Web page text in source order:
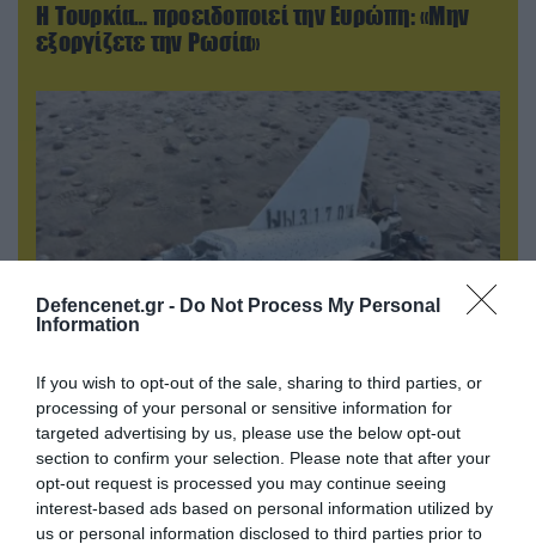
Defencenet.gr - Do Not Process My Personal
Information
If you wish to opt-out of the sale, sharing to third parties, or
processing of your personal or sensitive information for
targeted advertising by us, please use the below opt-out
section to confirm your selection. Please note that after your
opt-out request is processed you may continue seeing
interest-based ads based on personal information utilized by
us or personal information disclosed to third parties prior to
Η Τουρκία… προειδοποιεί την Ευρώπη: «Μην
εξοργίζετε την Ρωσία»
09.08.2026 | 12:02
Λευκάδα-Βουλγαρία: Ουκρανικά drone
χτυπούν την εθνική κυριαρχία και θέτουν σε
κίνδυνο οικονομίες χωρών του ΝΑΤΟ